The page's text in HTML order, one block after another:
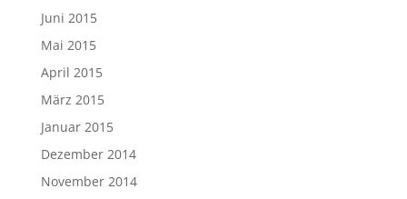
Juni 2015
Mai 2015
April 2015
März 2015
Januar 2015
Dezember 2014
November 2014